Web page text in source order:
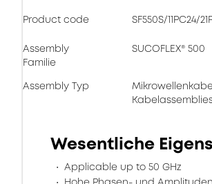
Product code SF550S/11PC24/
Assembly
Familie
SUCOFLEX® 500
Assembly Typ
Wesentliche
Applicable up to 50 GHz